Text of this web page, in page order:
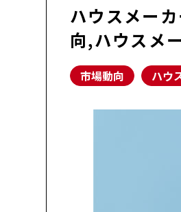
ハウスメー
向,ハウスメ
市場動向 ハウ